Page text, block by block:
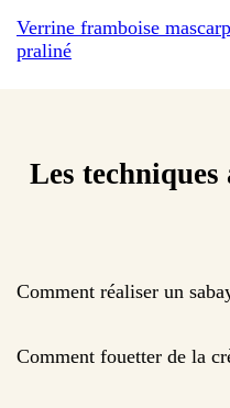
Verrine framboise
praliné
Les techniques
Comment réaliser un
Comment fouetter de la